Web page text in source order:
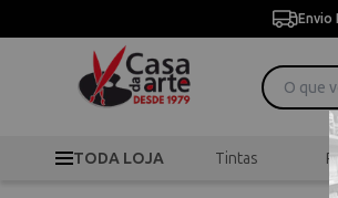
Envio
TODA LOJA Tintas